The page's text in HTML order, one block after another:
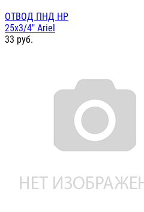
ОТВОД ПНД НР
25х3/4" Ariel
33 руб.